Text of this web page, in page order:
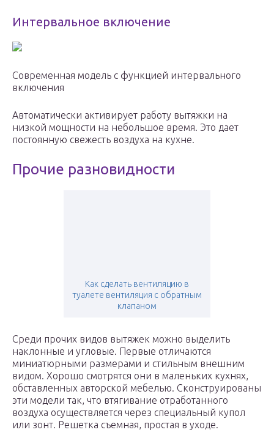
Интервальное включение
Современная модель с функцией интервального
включения
Автоматически активирует работу вытяжки на
низкой мощности на небольшое время. Это дает
постоянную свежесть воздуха на кухне.
Прочие разновидности
Как сделать вентиляцию в
туалете вентиляция с обратным
клапаном
Среди прочих видов вытяжек можно выделить
наклонные и угловые. Первые отличаются
миниатюрными размерами и стильным внешним
видом. Хорошо смотрятся они в маленьких кухнях,
обставленных авторской мебелью. Сконструированы
эти модели так, что втягивание отработанного
воздуха осуществляется через специальный купол
или зонт. Решетка съемная, простая в уходе.